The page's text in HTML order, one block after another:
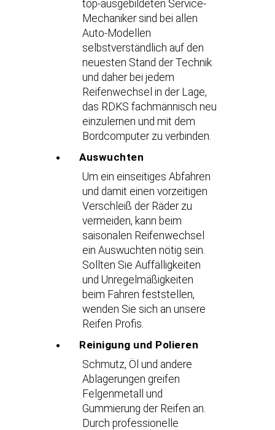
top-ausgebildeten Service-
Mechaniker sind bei allen
Auto-Modellen
selbstverständlich auf den
neuesten Stand der Technik
und daher bei jedem
Reifenwechsel in der Lage,
das RDKS fachmännisch neu
einzulernen und mit dem
Bordcomputer zu verbinden.
Auswuchten
Um ein einseitiges Abfahren
und damit einen vorzeitigen
Verschleiß der Räder zu
vermeiden, kann beim
saisonalen Reifenwechsel
ein Auswuchten nötig sein.
Sollten Sie Auffälligkeiten
und Unregelmäßigkeiten
beim Fahren feststellen,
wenden Sie sich an unsere
Reifen Profis.
Reinigung und Polieren
Schmutz, Öl und andere
Ablagerungen greifen
Felgenmetall und
Gummierung der Reifen an.
Durch professionelle